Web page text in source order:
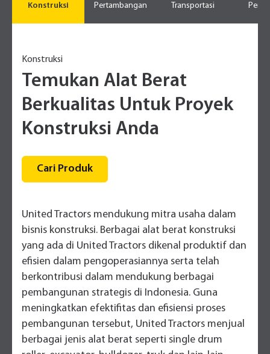
Konstruksi Pertambangan Transportasi
Konstruksi
Temukan Alat Berat
Berkualitas Untuk Proyek
Konstruksi Anda
Cari Produk
United Tractors mendukung mitra usaha dalam
bisnis konstruksi. Berbagai alat berat konstruksi
yang ada di United Tractors dikenal produktif dan
efisien dalam pengoperasiannya serta telah
berkontribusi dalam mendukung berbagai
pembangunan strategis di Indonesia. Guna
meningkatkan efektifitas dan efisiensi proses
pembangunan tersebut, United Tractors menjual
berbagai jenis alat berat seperti single drum